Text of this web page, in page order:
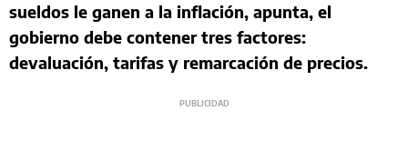
sueldos le ganen a la inflación, apunta, el
gobierno debe contener tres factores:
devaluación, tarifas y remarcación de precios.